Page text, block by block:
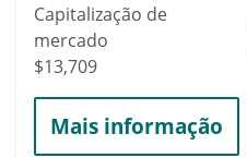
Capitalização de
mercado
$13,709
Mais informação